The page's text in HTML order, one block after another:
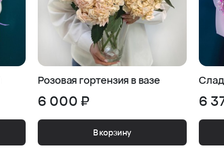
Розовая гортензия в вазе
6 000 ₽
В корзину
6